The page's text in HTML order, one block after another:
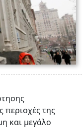
περιοχές της
και μεγάλο